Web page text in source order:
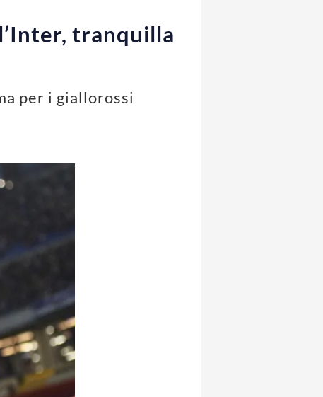
tranquilla
per i giallorossi